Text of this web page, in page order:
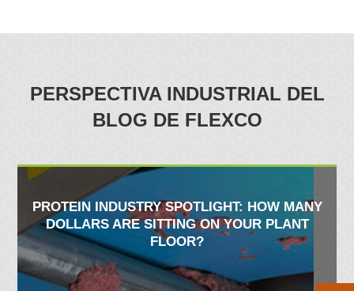
PERSPECTIVA INDUSTRIAL DEL
BLOG DE FLEXCO
PROTEIN INDUSTRY SPOTLIGHT: HOW MANY
DOLLARS ARE SITTING ON YOUR PLANT
FLOOR?